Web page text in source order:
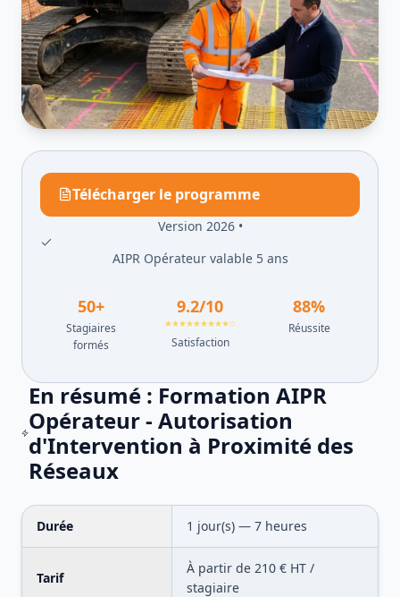
Télécharger le programme
Version 2026 •
AIPR Opérateur valable 5 ans
50+
Stagiaires
formés
9.2/10
★★★★★★★★★☆
Satisfaction
88%
Réussite
En résumé : Formation AIPR
Opérateur - Autorisation
d'Intervention à Proximité des
Réseaux
Durée 1 jour(s) — 7 heures
Tarif
À partir de 210 € HT /
stagiaire